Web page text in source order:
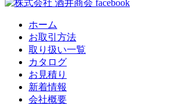
ホーム
お取引方法
取り扱い一覧
カタログ
お見積り
新着情報
会社概要